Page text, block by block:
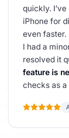
quickly.
iPhone for
even faster.
I had a
resolved it
feature is
checks as a